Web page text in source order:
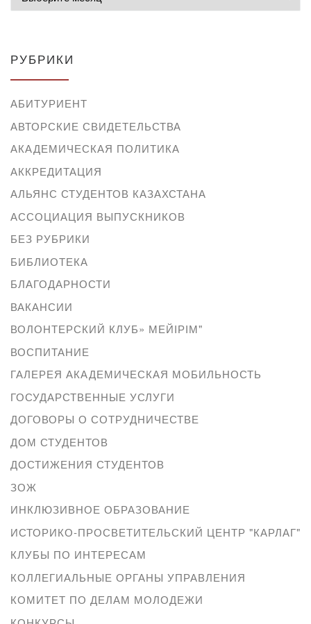
РУБРИКИ
АБИТУРИЕНТ
АВТОРСКИЕ СВИДЕТЕЛЬСТВА
АКАДЕМИЧЕСКАЯ ПОЛИТИКА
АККРЕДИТАЦИЯ
АЛЬЯНС СТУДЕНТОВ КАЗАХСТАНА
АССОЦИАЦИЯ ВЫПУСКНИКОВ
БЕЗ РУБРИКИ
БИБЛИОТЕКА
БЛАГОДАРНОСТИ
ВАКАНСИИ
ВОЛОНТЕРСКИЙ КЛУБ» МЕЙІРІМ"
ВОСПИТАНИЕ
ГАЛЕРЕЯ АКАДЕМИЧЕСКАЯ МОБИЛЬНОСТЬ
ГОСУДАРСТВЕННЫЕ УСЛУГИ
ДОГОВОРЫ О СОТРУДНИЧЕСТВЕ
ДОМ СТУДЕНТОВ
ДОСТИЖЕНИЯ СТУДЕНТОВ
ЗОЖ
ИНКЛЮЗИВНОЕ ОБРАЗОВАНИЕ
ИСТОРИКО-ПРОСВЕТИТЕЛЬСКИЙ ЦЕНТР "КАРЛАГ"
КЛУБЫ ПО ИНТЕРЕСАМ
КОЛЛЕГИАЛЬНЫЕ ОРГАНЫ УПРАВЛЕНИЯ
КОМИТЕТ ПО ДЕЛАМ МОЛОДЕЖИ